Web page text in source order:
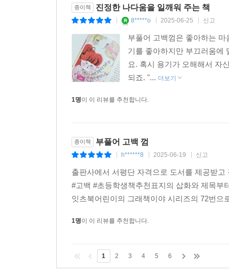
종이책 진정한 나다움을 일깨워 주는 책
8*****o 2025-06-25 신고
부풀어 고백껌은 좋아하는
기를 좋아하지만 부끄러움에
요. 혹시 용기가 오해해서 자
되죠. "... 더보기
1명이 이 리뷰를 추천합니다.
종이책 부풀어 고백 껌
h******8 2025-06-19 신고
출판사에서 서평단 자격으로 도서를 제공받
#고백 #초등학생책추천표지의 삽화와 제목
잇츠북어린이의 그래책이야 시리즈의 72번
1명이 이 리뷰를 추천합니다.
1 2 3 4 5 6